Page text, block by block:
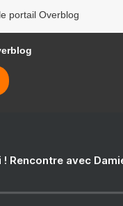
portail Overblog
Rencontre avec